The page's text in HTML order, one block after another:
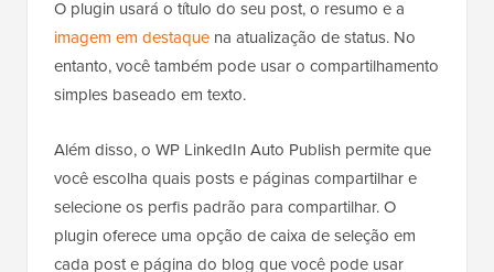
O plugin usará o título do seu post, o resumo e a
imagem em destaque na atualização de status. No
entanto, você também pode usar o compartilhamento
simples baseado em texto.
Além disso, o WP LinkedIn Auto Publish permite que
você escolha quais posts e páginas compartilhar e
selecione os perfis padrão para compartilhar. O
plugin oferece uma opção de caixa de seleção em
cada post e página do blog que você pode usar